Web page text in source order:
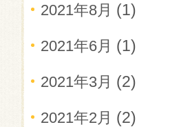
2021年8月 (1)
2021年6月 (1)
2021年3月 (2)
2021年2月 (2)